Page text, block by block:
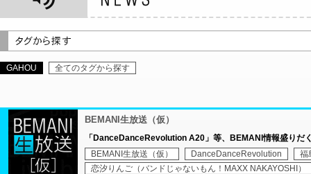
GAHOU 全てのタグから探す
BEMANI生放送（仮）
「DanceDanceRevolution A20」等、BEMANI情報盛りだ
BEMANI生放送（仮）
DanceDanceRevolution
福
恋汐りんご（バンドじゃないもん！MAXX NAKAYOSHI）